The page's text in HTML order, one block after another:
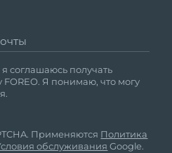
соглашаюсь получать
Я понимаю, что могу
Применяются Политика
обслуживания Google.